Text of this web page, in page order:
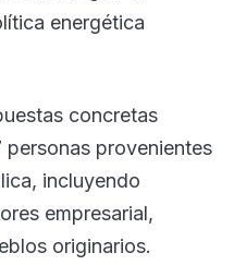
energética
concretas
provenientes
incluyendo
empresarial,
originarios.